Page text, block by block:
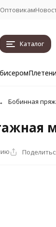
Оптовикам
Каталог
Бобинная